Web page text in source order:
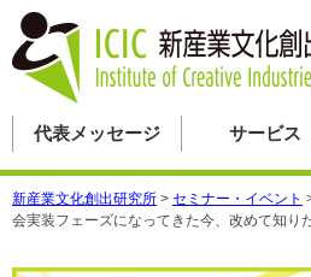
代表メッセージ サービス
新産業文化創出研究所 > セミナー・イベント
会実装フェーズになってきた今、改めて知り